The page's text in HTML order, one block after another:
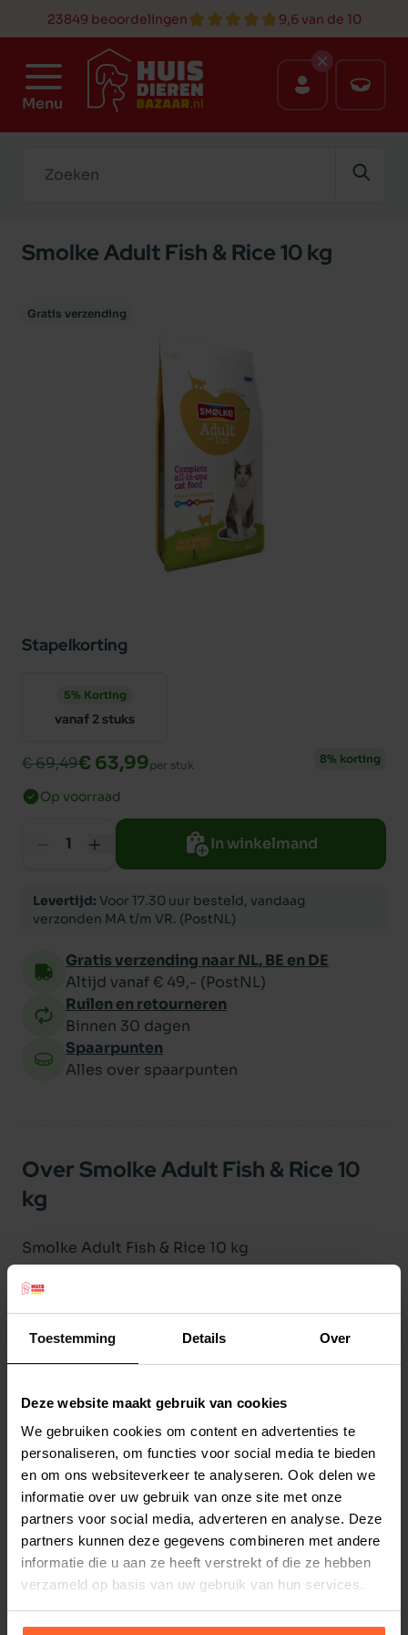
Toestemming Details Over
Deze website maakt gebruik van cookies
We gebruiken cookies om content en advertenties te
personaliseren, om functies voor social media te bieden
en om ons websiteverkeer te analyseren. Ook delen we
informatie over uw gebruik van onze site met onze
partners voor social media, adverteren en analyse. Deze
partners kunnen deze gegevens combineren met andere
informatie die u aan ze heeft verstrekt of die ze hebben
verzameld op basis van uw gebruik van hun services.
23849 beoordelingen 9,6 van de 10
Menu
Smolke Adult Fish & Rice 10 kg
Gratis verzending
Stapelkorting
5% Korting
vanaf 2 stuks
€ 69,49€ 63,99per stuk 8% korting
Op voorraad
In winkelmand
Levertijd: Voor 17.30 uur besteld, vandaag
verzonden MA t/m VR. (PostNL)
Gratis verzending naar NL, BE en DE
Altijd vanaf € 49,- (PostNL)
Ruilen en retourneren
Binnen 30 dagen
Spaarpunten
Alles over spaarpunten
Over Smolke Adult Fish & Rice 10
kg
Smolke Adult Fish & Rice 10 kg
uitgebalanceerde alles-in-één voeding met
Rijk aan duurzaam gevangen vis.
Alles-in-één kattenvoeding afgestemd op de
behoefte van volwassen katten vanaf ongeveer
12 maanden. De voeding is samengesteld zonder
tarwegluten en extra Omega-3 vetzuren uit
duurzame vis en visolie ondersteunen een
perfecte conditie van huid en vacht. Smølke
Adult with Fish and Rice is gemaakt met
natuurlijke ingrediënten en heeft een uniek
gevangen vis met het MSC keurmerk,
Lees meer
Productspecificaties
Stel uw bestelherinnering in:(2 weken)
Elke
2 weken
Elke
4 weken
Elke
6 weken
Elke
Elke
Elke